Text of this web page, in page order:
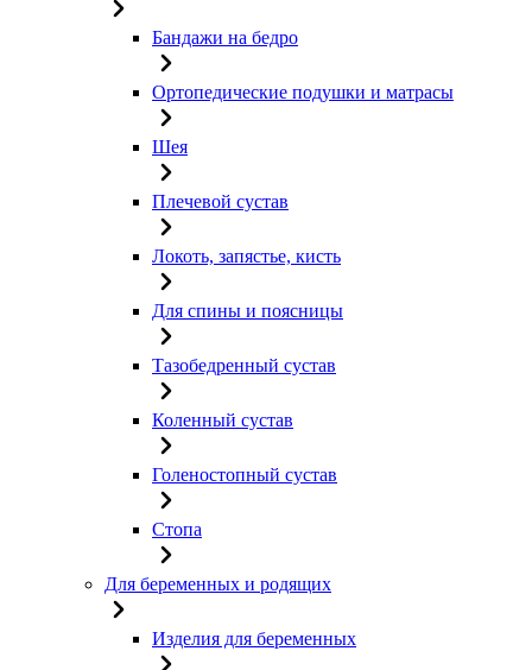
Бандажи на бедро
Ортопедические подушки и матрасы
Шея
Плечевой сустав
Локоть, запястье, кисть
Для спины и поясницы
Тазобедренный сустав
Коленный сустав
Голеностопный сустав
Стопа
Для беременных и родящих
Изделия для беременных